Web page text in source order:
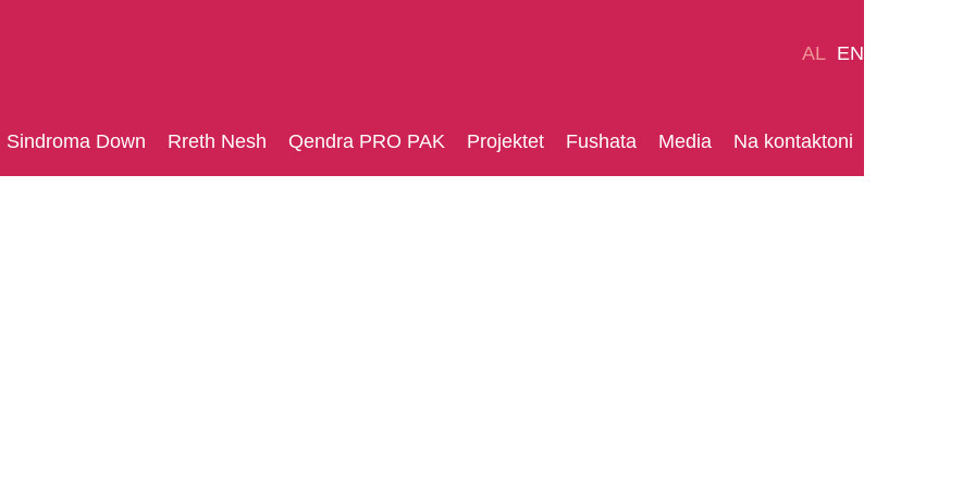
Sindroma Down Rreth Nesh Qendra PRO PAK Projektet Fushata Media Na kontaktoni
AL EN